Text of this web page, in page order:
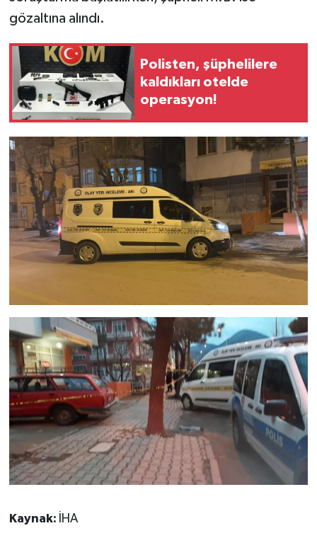
gözaltına alındı.
Polisten, şüphelilere
kaldıkları otelde
operasyon!
Kaynak: İHA